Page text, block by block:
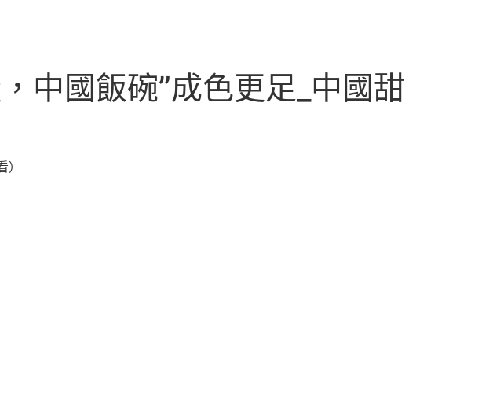
中國飯碗”成色更足_中國甜